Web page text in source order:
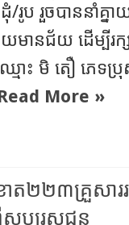
រូប រួចបាននាំគ្ន
យមានជ័យ ដើម្បីរក្
មោះ មិ តឿ ភេទប្
More »
ះខាត២២៣គ្រួ
ប្បុរសជន